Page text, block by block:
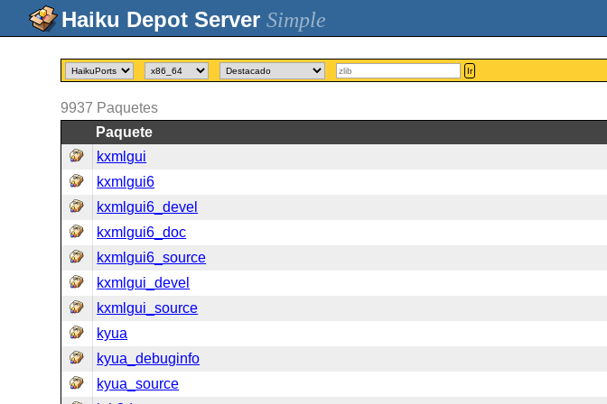
Simple
Ir
9937 Paquetes
Paquete
kxmlgui
kxmlgui6
kxmlgui6_devel
kxmlgui6_doc
kxmlgui6_source
kxmlgui_devel
kxmlgui_source
kyua
kyua_debuginfo
kyua_source